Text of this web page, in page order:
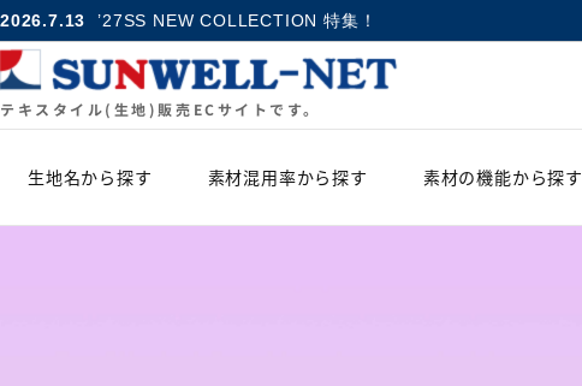
2026.7.13 ’27SS NEW COLLECTION 特集！
テキスタイル(生地)販売ECサイトです。
生地名から探す 素材混用率から探す 素材の機能から探す